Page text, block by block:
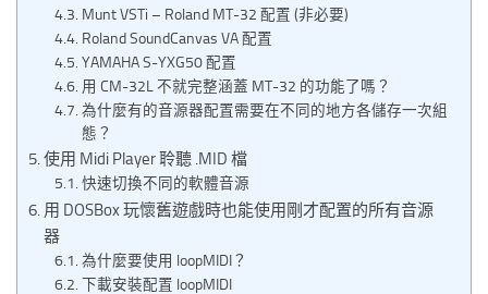
Munt VSTi – Roland MT-32 配置 (非必要)
Roland SoundCanvas VA 配置
YAMAHA S-YXG50 配置
用 CM-32L 不就完整涵蓋 MT-32 的功能了嗎？
為什麼有的音源器配置需要在不同的地方各儲存一次組
態？
使用 Midi Player 聆聽 .MID 檔
快速切換不同的軟體音源
用 DOSBox 玩懷舊遊戲時也能使用剛才配置的所有音源
器
為什麼要使用 loopMIDI？
下載安裝配置 loopMIDI